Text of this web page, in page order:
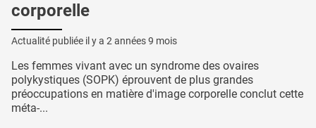
corporelle
Actualité publiée il y a 2 années 9 mois
Les femmes vivant avec un syndrome des ovaires
polykystiques (SOPK) éprouvent de plus grandes
préoccupations en matière d'image corporelle conclut cette
méta-...